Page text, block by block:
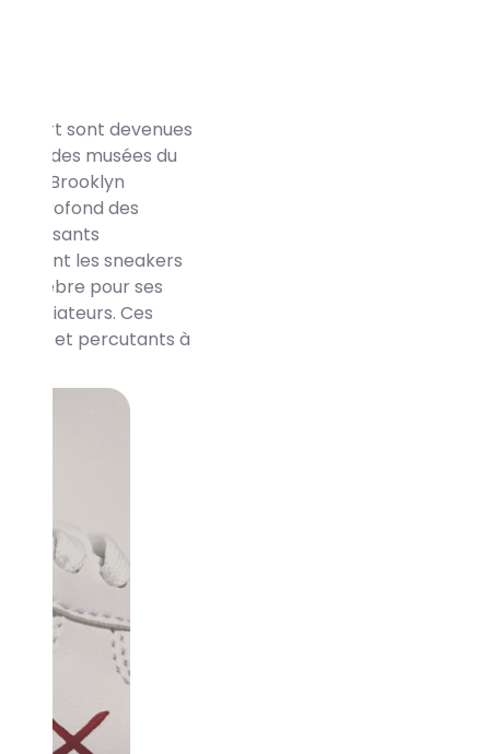
art sont devenues
et des musées du
au Brooklyn
profond des
puissants
les sneakers
célèbre pour ses
Ces
forts et percutants à